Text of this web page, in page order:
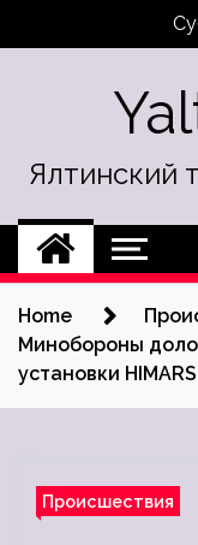
Ялтинский
Home
Минобороны
установки
Происшествия